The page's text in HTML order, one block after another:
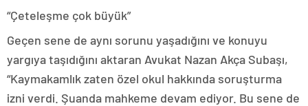
“Çeteleşme çok büyük”
Geçen sene de aynı sorunu yaşadığını ve konuyu
yargıya taşıdığını aktaran Avukat Nazan Akça Subaşı,
“Kaymakamlık zaten özel okul hakkında soruşturma
izni verdi. Şuanda mahkeme devam ediyor. Bu sene de